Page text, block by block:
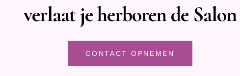
verlaat je herboren de Salon
CONTACT OPNEMEN